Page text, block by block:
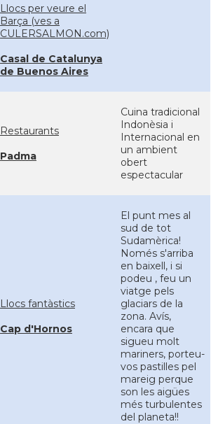
Llocs per veure el
Barça (ves a
CULERSALMON.com)
Casal de Catalunya
de Buenos Aires
Restaurants
Padma
Cuina tradicional
Indonèsia i
Internacional en
un ambient
obert
espectacular
Llocs fantàstics
Cap d'Hornos
El punt mes al
sud de tot
Sudamèrica!
Només s'arriba
en baixell, i si
podeu , feu un
viatge pels
glaciars de la
zona. Avís,
encara que
sigueu molt
mariners, porteu-
vos pastilles pel
mareig perque
son les aigües
més turbulentes
del planeta!!